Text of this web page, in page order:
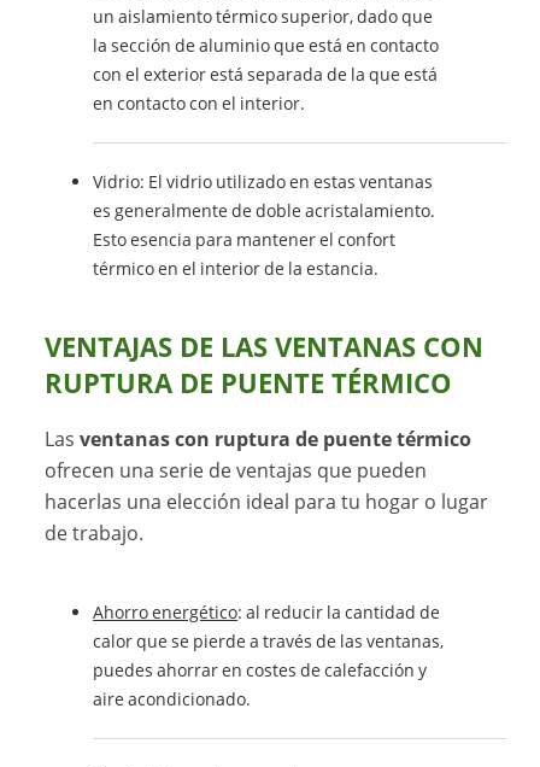
un aislamiento térmico superior, dado que
la sección de aluminio que está en contacto
con el exterior está separada de la que está
en contacto con el interior.
Vidrio: El vidrio utilizado en estas ventanas
es generalmente de doble acristalamiento.
Esto esencia para mantener el confort
térmico en el interior de la estancia.
VENTAJAS DE LAS VENTANAS CON
RUPTURA DE PUENTE TÉRMICO
Lasventanas con ruptura de puente térmico
ofrecen una serie de ventajas que pueden
hacerlas una elección ideal para tu hogar o lugar
de trabajo.
Ahorro energético: al reducir la cantidad de
calor que se pierde a través de las ventanas,
puedes ahorrar en costes de calefacción y
aire acondicionado.